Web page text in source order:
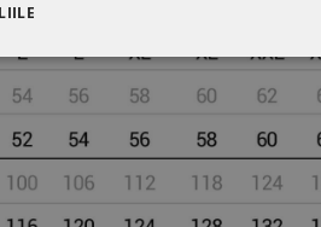
TARGETARE DE